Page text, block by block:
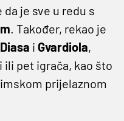
da je sve u redu s
. Također, rekao je
Diasa i Gvardiola,
pet igrača, kao što
prijelaznom